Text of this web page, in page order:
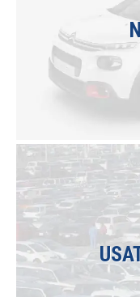
I modelli più